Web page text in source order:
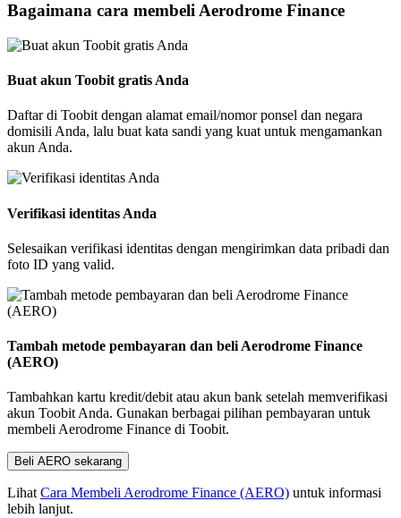
Bagaimana cara membeli Aerodrome Finance
Buat akun Toobit gratis Anda
Daftar di Toobit dengan alamat email/nomor ponsel dan negara
domisili Anda, lalu buat kata sandi yang kuat untuk mengamankan
akun Anda.
Verifikasi identitas Anda
Selesaikan verifikasi identitas dengan mengirimkan data pribadi dan
foto ID yang valid.
Tambah metode pembayaran dan beli Aerodrome Finance
(AERO)
Tambahkan kartu kredit/debit atau akun bank setelah memverifikasi
akun Toobit Anda. Gunakan berbagai pilihan pembayaran untuk
membeli Aerodrome Finance di Toobit.
Beli AERO sekarang
LihatCara Membeli Aerodrome Finance (AERO) untuk informasi
lebih lanjut.